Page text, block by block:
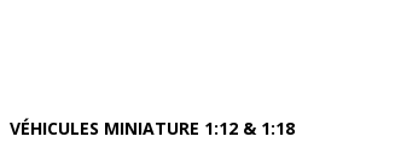
VÉHICULES MINIATURE 1:12 & 1:18